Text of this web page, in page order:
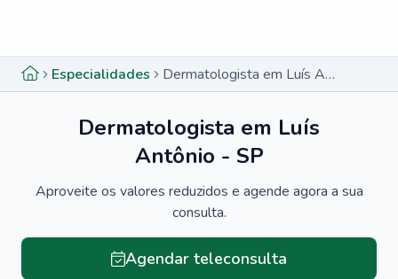
Especialidades Dermatologista em Luís Antônio - SP
Dermatologista em Luís
Antônio - SP
Aproveite os valores reduzidos e agende agora a sua
consulta.
Agendar teleconsulta